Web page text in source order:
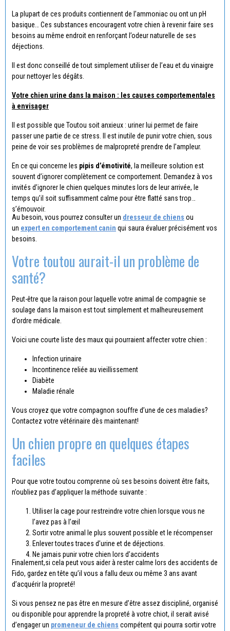
La plupart de ces produits contiennent de l’ammoniac ou ont un pH
basique… Ces substances encouragent votre chien à revenir faire ses
besoins au même endroit en renforçant l’odeur naturelle de ses
déjections.
Il est donc conseillé de tout simplement utiliser de l’eau et du vinaigre
pour nettoyer les dégâts.
Votre chien urine dans la maison : les causes comportementales
à envisager
Il est possible que Toutou soit anxieux : uriner lui permet de faire
passer une partie de ce stress. Il est inutile de punir votre chien, sous
peine de voir ses problèmes de malpropreté prendre de l’ampleur.
En ce qui concerne les pipis d’émotivité, la meilleure solution est
souvent d’ignorer complètement ce comportement. Demandez à vos
invités d’ignorer le chien quelques minutes lors de leur arrivée, le
temps qu’il soit suffisamment calme pour être flatté sans trop
s’émouvoir.
Au besoin, vous pourrez consulter un dresseur de chiens ou
un expert en comportement canin qui saura évaluer précisément vos
besoins.
Votre toutou aurait-il un problème de
santé?
Peut-être que la raison pour laquelle votre animal de compagnie se
soulage dans la maison est tout simplement et malheureusement
d’ordre médicale.
Voici une courte liste des maux qui pourraient affecter votre chien :
Infection urinaire
Incontinence reliée au vieillissement
Diabète
Maladie rénale
Vous croyez que votre compagnon souffre d’une de ces maladies?
Contactez votre vétérinaire dès maintenant!
Un chien propre en quelques étapes
faciles
Pour que votre toutou comprenne où ses besoins doivent être faits,
n’oubliez pas d’appliquer la méthode suivante :
Utiliser la cage pour restreindre votre chien lorsque vous ne
l’avez pas à l’œil
Sortir votre animal le plus souvent possible et le récompenser
Enlever toutes traces d’urine et de déjections.
Ne jamais punir votre chien lors d’accidents
Finalement,si cela peut vous aider à rester calme lors des accidents de
Fido, gardez en tête qu’il vous a fallu deux ou même 3 ans avant
d’acquérir la propreté!
Si vous pensez ne pas être en mesure d’être assez discipliné, organisé
ou disponible pour apprendre la propreté à votre chiot, il serait avisé
d’engager un promeneur de chiens compétent qui pourra sortir votre